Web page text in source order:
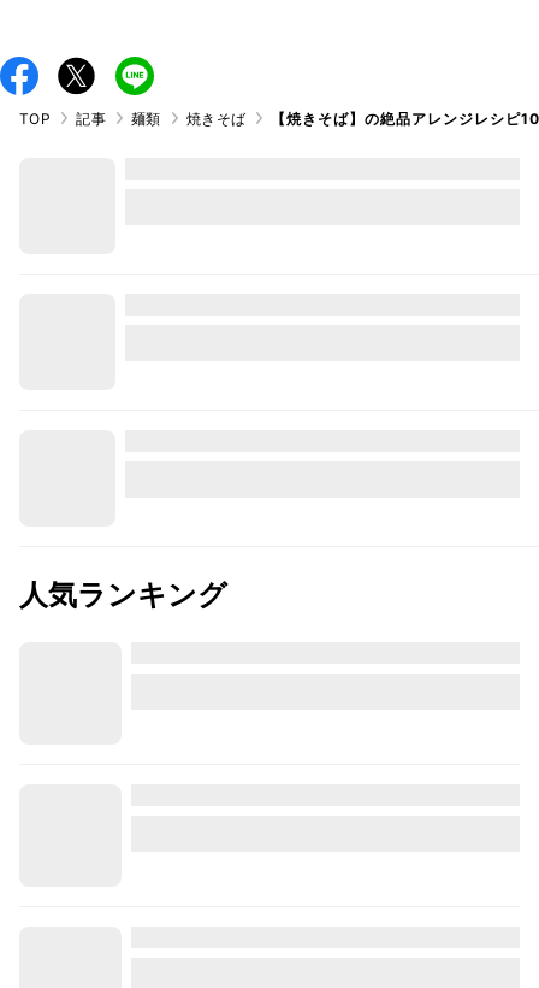
TOP 記事 麺類 焼きそば 【焼きそば】の絶品アレンジレシピ
人気ランキング